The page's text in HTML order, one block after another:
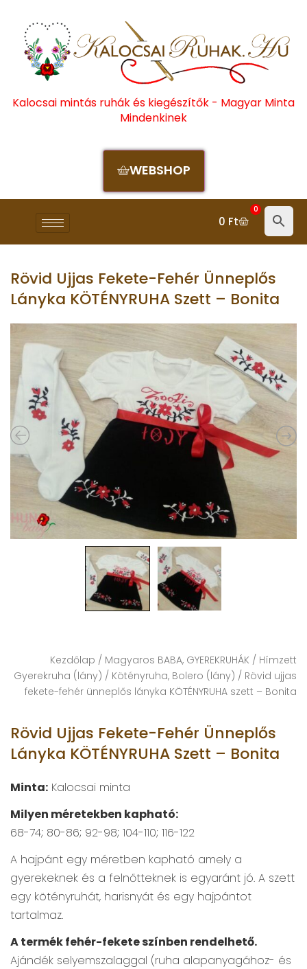
Kalocsai mintás ruhák és kiegészítők - Magyar Minta
Mindenkinek
WEBSHOP
0 Ft
0
Rövid Ujjas Fekete-Fehér Ünneplős
Lányka KÖTÉNYRUHA Szett – Bonita
Kezdőlap / Magyaros BABA, GYEREKRUHÁK / Hímzett
Gyerekruha (lány) / Kötényruha, Bolero (lány) / Rövid ujjas
fekete-fehér ünneplős lányka KÖTÉNYRUHA szett – Bonita
Rövid Ujjas Fekete-Fehér Ünneplős
Lányka KÖTÉNYRUHA Szett – Bonita
Minta: Kalocsai minta
Milyen méretekben kapható:
68-74; 80-86; 92-98; 104-110; 116-122
A hajpánt egy méretben kapható amely a
gyerekeknek és a felnőtteknek is egyaránt jó. A szett
egy kötényruhát, harisnyát és egy hajpántot
tartalmaz.
A termék fehér-fekete színben rendelhető.
Ajándék selyemszalaggal (ruha alapanyagához- és